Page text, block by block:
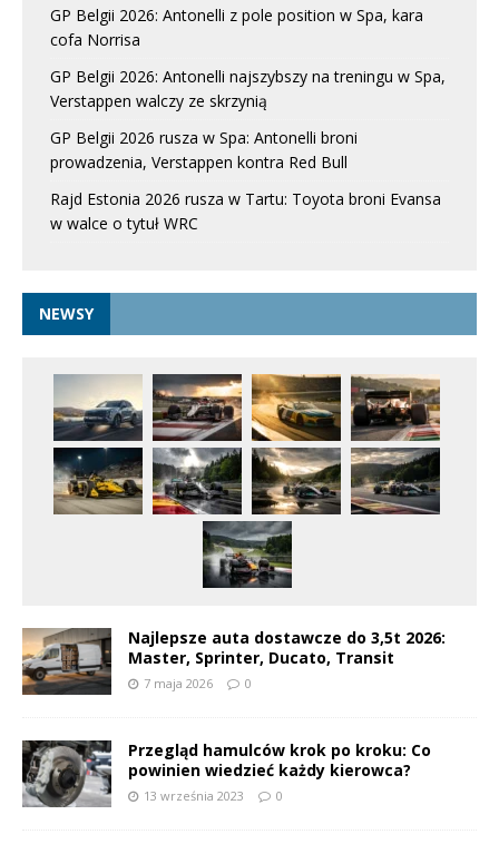
GP Belgii 2026: Antonelli z pole position w Spa, kara
cofa Norrisa
GP Belgii 2026: Antonelli najszybszy na treningu w Spa,
Verstappen walczy ze skrzynią
GP Belgii 2026 rusza w Spa: Antonelli broni
prowadzenia, Verstappen kontra Red Bull
Rajd Estonia 2026 rusza w Tartu: Toyota broni Evansa
w walce o tytuł WRC
NEWSY
Najlepsze auta dostawcze do 3,5t 2026:
Master, Sprinter, Ducato, Transit
7 maja 2026 0
Przegląd hamulców krok po kroku: Co
powinien wiedzieć każdy kierowca?
13 września 2023 0